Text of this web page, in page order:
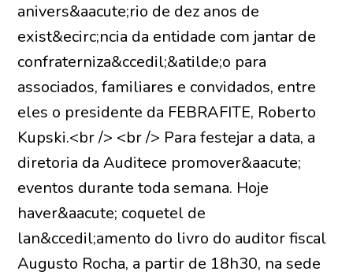
anivers&aacute;rio de dez anos de
exist&ecirc;ncia da entidade com jantar de
confraterniza&ccedil;&atilde;o para
associados, familiares e convidados, entre
eles o presidente da FEBRAFITE, Roberto
Kupski.<br /> <br /> Para festejar a data, a
diretoria da Auditece promover&aacute;
eventos durante toda semana. Hoje
haver&aacute; coquetel de
lan&ccedil;amento do livro do auditor fiscal
Augusto Rocha, a partir de 18h30, na sede